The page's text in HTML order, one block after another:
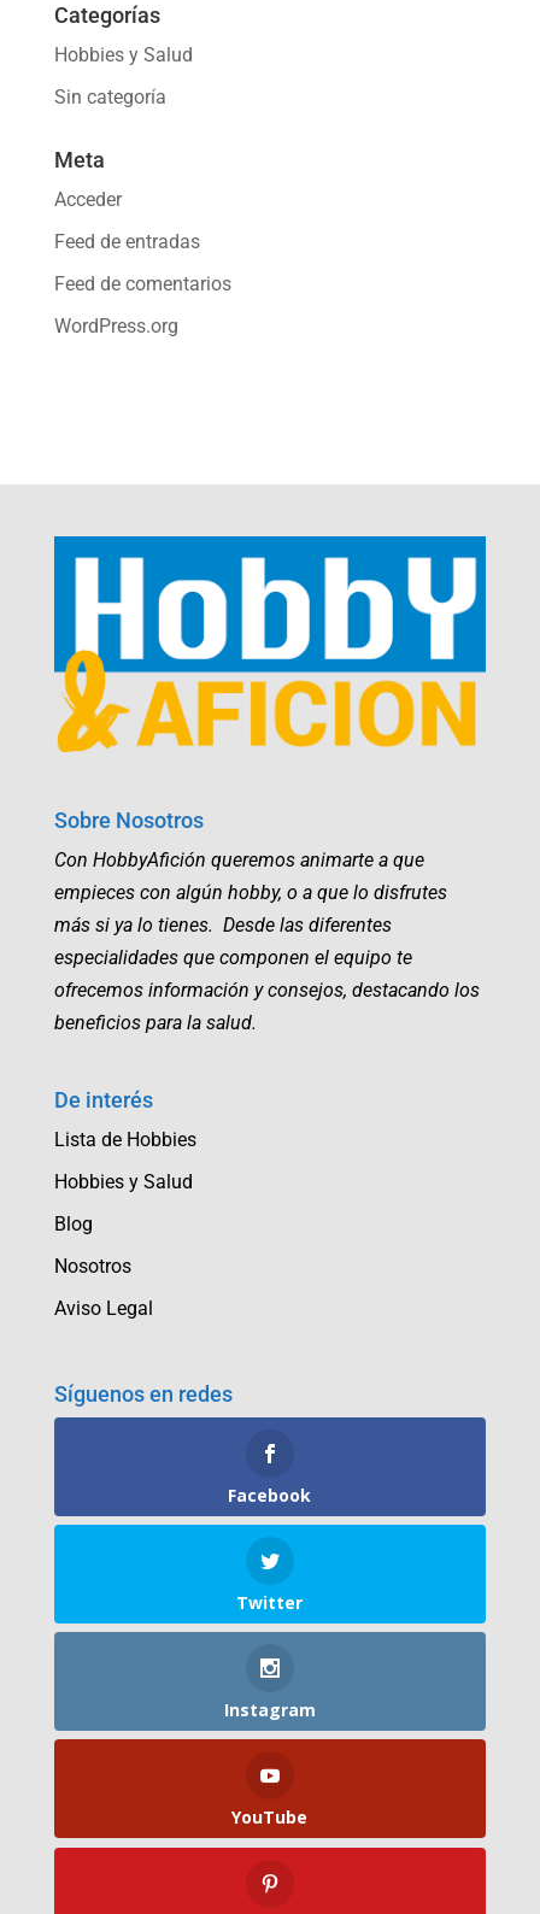
Categorías
Hobbies y Salud
Sin categoría
Meta
Acceder
Feed de entradas
Feed de comentarios
WordPress.org
Sobre Nosotros
Con HobbyAfición queremos animarte a que
empieces con algún hobby, o a que lo disfrutes
más si ya lo tienes. Desde las diferentes
especialidades que componen el equipo te
ofrecemos información y consejos, destacando los
beneficios para la salud.
De interés
Lista de Hobbies
Hobbies y Salud
Blog
Nosotros
Aviso Legal
Síguenos en redes
Facebook
Twitter
Instagram
YouTube